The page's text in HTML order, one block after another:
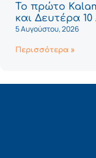
Το πρώτο
και Δευτέρα
5 Αυγούστου, 2026
Περισσότερα »